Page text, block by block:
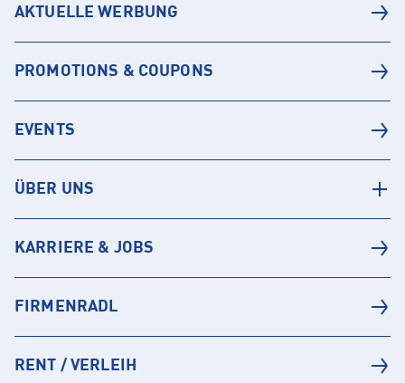
AKTUELLE WERBUNG
PROMOTIONS & COUPONS
EVENTS
ÜBER UNS
KARRIERE & JOBS
FIRMENRADL
RENT / VERLEIH